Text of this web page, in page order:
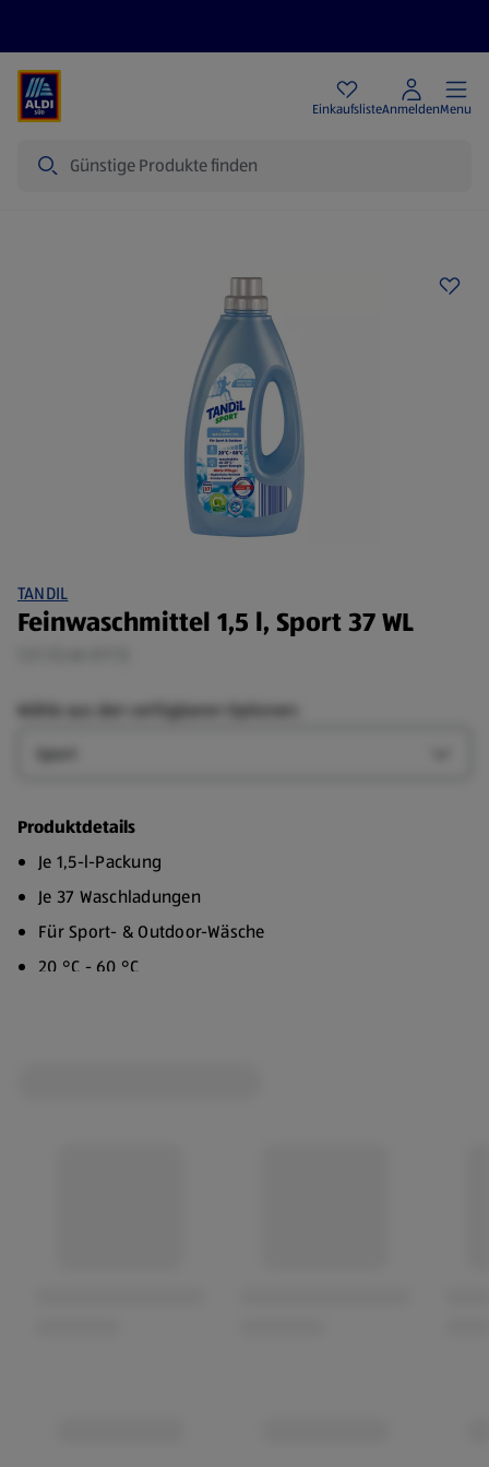
EinkaufslisteAnmeldenMenu
TANDIL
Feinwaschmittel 1,5 l, Sport 37 WL
Wähle aus den verfügbaren Optionen:
Produktdetails
Je 1,5-l-Packung
Je 37 Waschladungen
Für Sport- & Outdoor-Wäsche
20 °C - 60 °C